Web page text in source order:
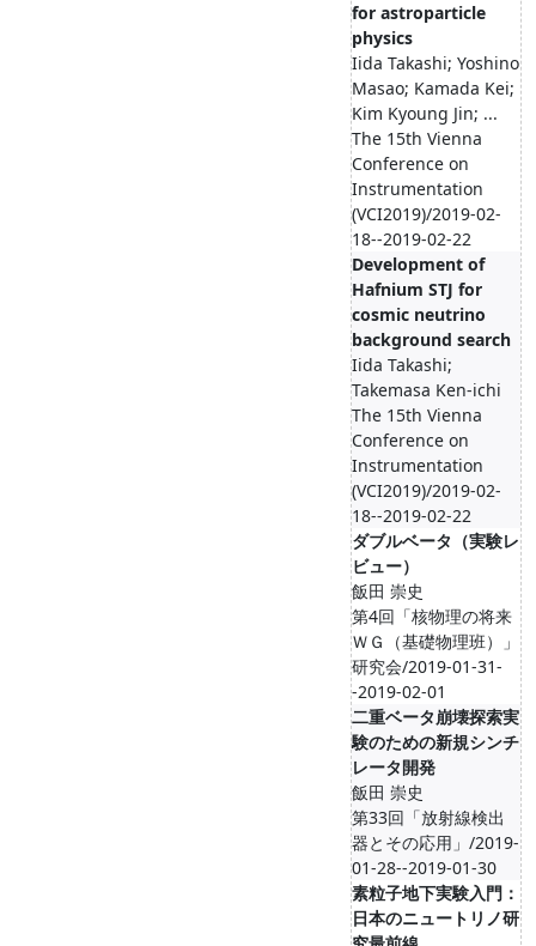
for astroparticle
physics
Iida Takashi; Yoshino
Masao; Kamada Kei;
Kim Kyoung Jin; ...
The 15th Vienna
Conference on
Instrumentation
(VCI2019)/2019-02-
18--2019-02-22
Development of
Hafnium STJ for
cosmic neutrino
background search
Iida Takashi;
Takemasa Ken-ichi
The 15th Vienna
Conference on
Instrumentation
(VCI2019)/2019-02-
18--2019-02-22
ダブルベータ（実験レ
ビュー）
飯田 崇史
第4回「核物理の将来
ＷＧ（基礎物理班）」
研究会/2019-01-31-
-2019-02-01
二重ベータ崩壊探索実
験のための新規シンチ
レータ開発
飯田 崇史
第33回「放射線検出
器とその応用」/2019-
01-28--2019-01-30
素粒子地下実験入門：
日本のニュートリノ研